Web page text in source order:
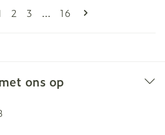
Pagina's
lees momenteel pagina
Pagina
2 Pagina
3 ... Pagina
16
ons op